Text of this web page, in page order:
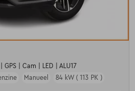
GPS | Cam | LED | ALU17
Manueel 84 kW ( 113 PK )